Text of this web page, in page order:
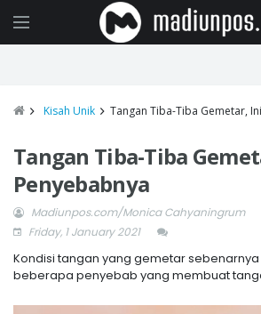
Kisah Unik Tangan Tiba-Tiba Gemetar,
Tangan Tiba-Tiba
Penyebabnya
Madiunpos.com/Monica Cahyaningrum
Friday, 1 January 2021
Kondisi tangan yang gemetar
beberapa penyebab yang membuat